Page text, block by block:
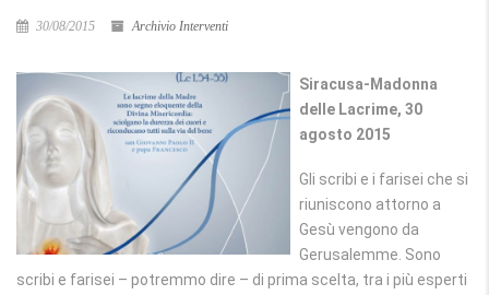
30/08/2015 Archivio Interventi
Siracusa-Madonna
delle Lacrime, 30
agosto 2015
Gli scribi e i farisei che si
riuniscono attorno a
Gesù vengono da
Gerusalemme. Sono
scribi e farisei – potremmo dire – di prima scelta, tra i più esperti